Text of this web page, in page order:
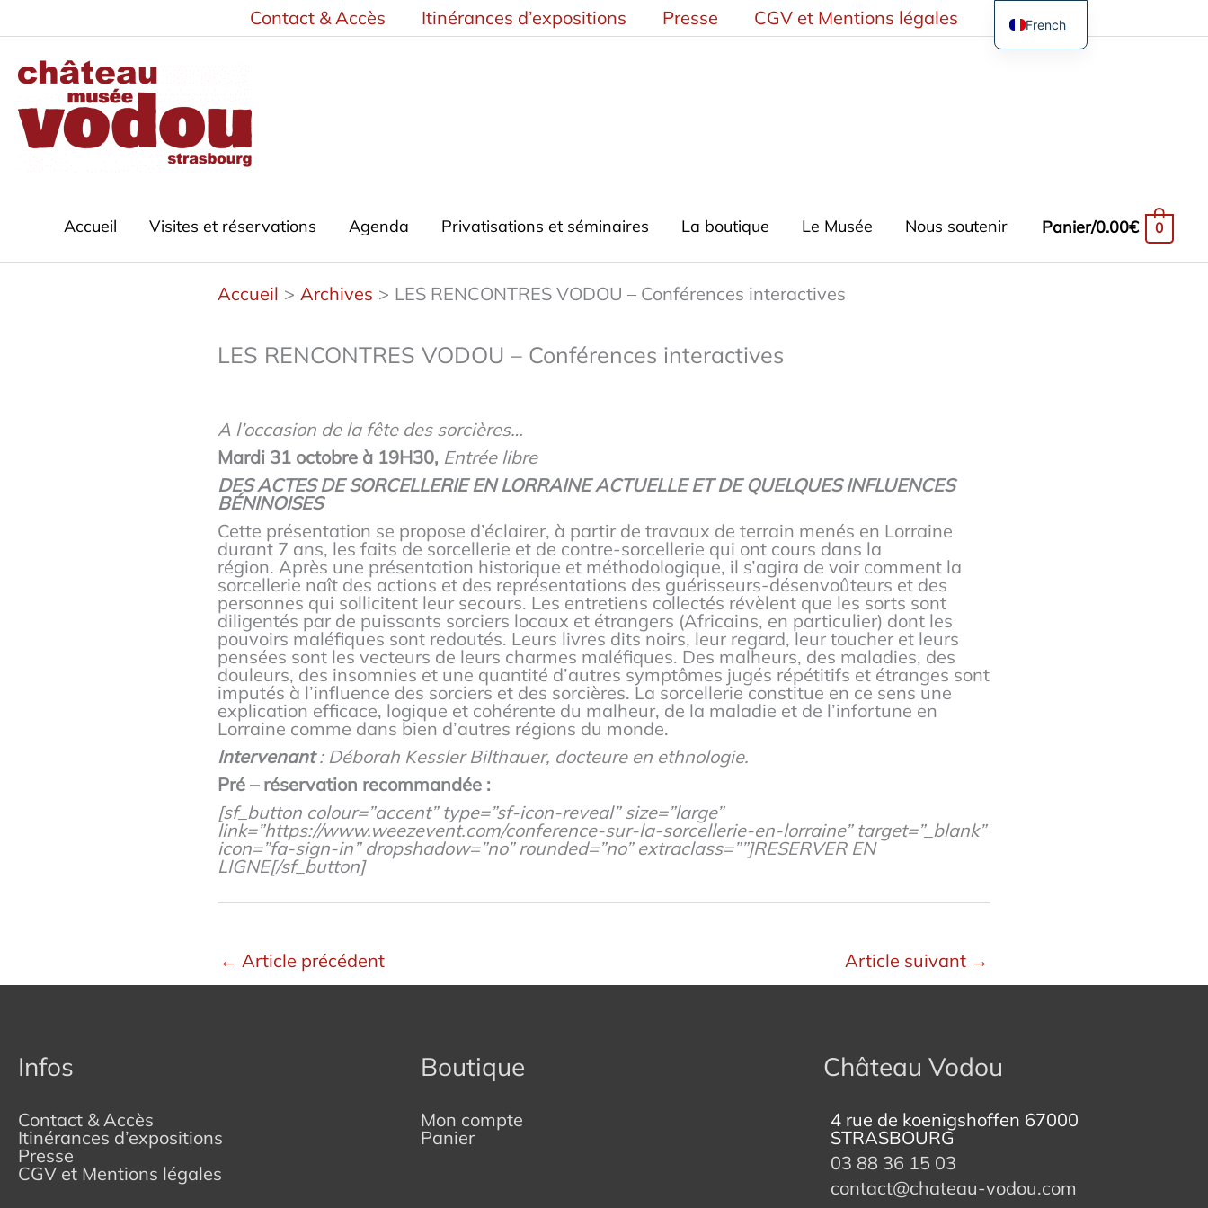
contenu
Contact & Accès Itinérances d’expositions Presse CGV et Mentions légales
Accueil Visites et réservations Agenda Privatisations et séminaires La boutique Le Musée Nous soutenir Panier/0.00€ 0
Accueil Archives LES RENCONTRES VODOU – Conférences interactives
LES RENCONTRES VODOU – Conférences interactives
A l’occasion de la fête des sorcières…
Mardi 31 octobre à 19H30, Entrée libre
DES ACTES DE SORCELLERIE EN LORRAINE ACTUELLE ET DE QUELQUES INFLUENCES
BÉNINOISES
Cette présentation se propose d’éclairer, à partir de travaux de terrain menés en Lorraine
durant 7 ans, les faits de sorcellerie et de contre-sorcellerie qui ont cours dans la
région. Après une présentation historique et méthodologique, il s’agira de voir comment la
sorcellerie naît des actions et des représentations des guérisseurs-désenvoûteurs et des
personnes qui sollicitent leur secours. Les entretiens collectés révèlent que les sorts sont
diligentés par de puissants sorciers locaux et étrangers (Africains, en particulier) dont les
pouvoirs maléfiques sont redoutés. Leurs livres dits noirs, leur regard, leur toucher et leurs
pensées sont les vecteurs de leurs charmes maléfiques. Des malheurs, des maladies, des
douleurs, des insomnies et une quantité d’autres symptômes jugés répétitifs et étranges sont
imputés à l’influence des sorciers et des sorcières. La sorcellerie constitue en ce sens une
explication efficace, logique et cohérente du malheur, de la maladie et de l’infortune en
Lorraine comme dans bien d’autres régions du monde.
Intervenant: Déborah Kessler Bilthauer, docteure en ethnologie.
Pré – réservation recommandée :
[sf_button colour=”accent” type=”sf-icon-reveal” size=”large”
link=”https://www.weezevent.com/conference-sur-la-sorcellerie-en-lorraine” target=”_blank”
icon=”fa-sign-in” dropshadow=”no” rounded=”no” extraclass=””]RESERVER EN
LIGNE[/sf_button]
← Article précédent Article suivant →
Infos
Contact & Accès
Itinérances d’expositions
Presse
CGV et Mentions légales
Boutique
Mon compte
Panier
Château Vodou
4 rue de koenigshoffen 67000
STRASBOURG
03 88 36 15 03
contact@chateau-vodou.com
French
English